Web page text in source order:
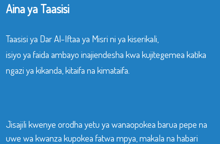
Aina ya Taasisi
Taasisi ya Dar Al-Iftaa ya Misri ni ya kiserikali,
isiyo ya faida ambayo inajiendesha kwa kujitegemea katika
ngazi ya kikanda, kitaifa na kimataifa.
Jisajili kwenye orodha yetu ya wanaopokea barua pepe na
uwe wa kwanza kupokea fatwa mpya, makala na habari